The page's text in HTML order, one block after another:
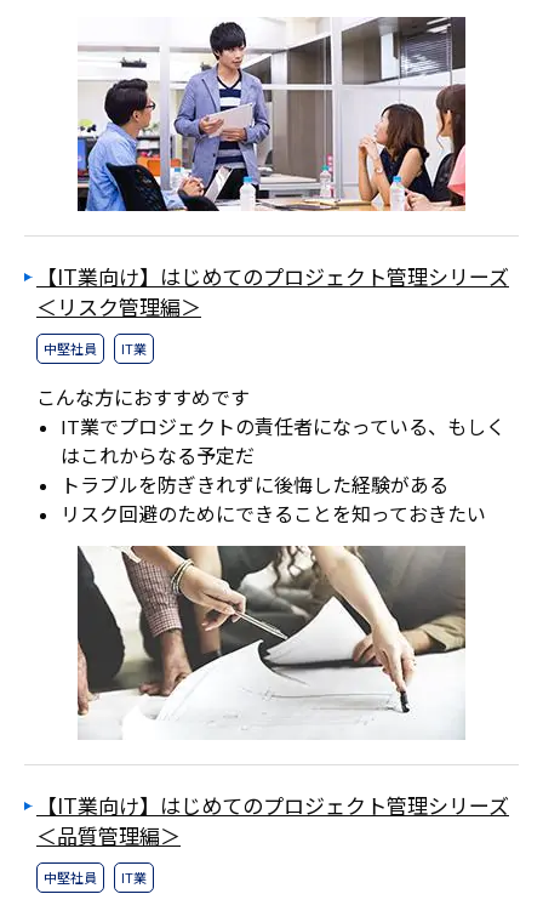
【IT業向け】はじめてのプロジェクト管理シリーズ
＜リスク管理編＞
中堅社員 IT業
こんな方におすすめです
IT業でプロジェクトの責任者になっている、もしく
はこれからなる予定だ
トラブルを防ぎきれずに後悔した経験がある
リスク回避のためにできることを知っておきたい
【IT業向け】はじめてのプロジェクト管理シリーズ
＜品質管理編＞
中堅社員 IT業